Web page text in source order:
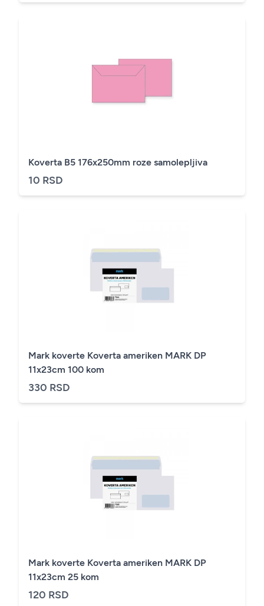
Koverta B5 176x250mm roze samolepljiva
10 RSD
Mark koverte Koverta ameriken MARK DP
11x23cm 100 kom
330 RSD
Mark koverte Koverta ameriken MARK DP
11x23cm 25 kom
120 RSD